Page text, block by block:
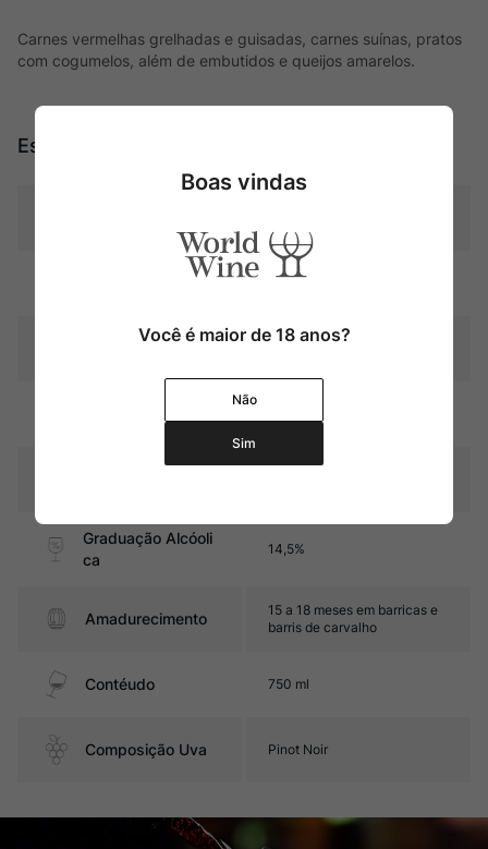
Carnes vermelhas grelhadas e guisadas, carnes suínas, pratos
com cogumelos, além de embutidos e queijos amarelos.
Especificações
Pinot Noir
Graduação Alcóoli
ca
14,5%
Amadurecimento
15 a 18 meses em barricas e
barris de carvalho
Contéudo 750 ml
Composição Uva Pinot Noir
Boas vindas
Você é maior de 18 anos?
Não
Sim